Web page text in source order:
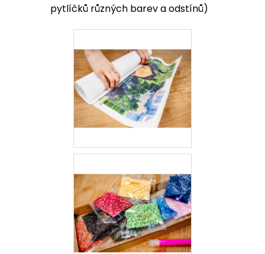
pytlíčků různých barev a odstínů)